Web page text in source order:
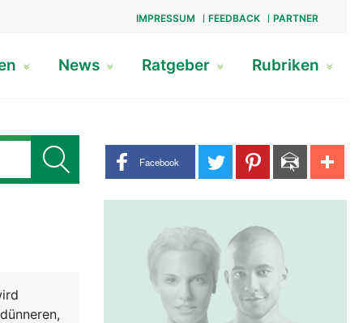
IMPRESSUM FEEDBACK PARTNER
News Ratgeber Rubriken
Share buttons
Facebook